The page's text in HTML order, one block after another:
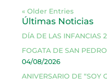
« Older Entries
Últimas Noticias
DÍA DE LAS INFANCIAS
FOGATA DE SAN
04/08/2026
ANIVERSARIO DE “SOY